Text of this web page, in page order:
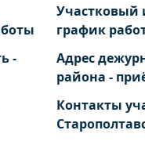
Участковый
график
-
Адрес
района -
Контакты